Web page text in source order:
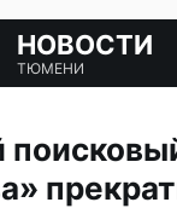
НОВОСТИ
ТЮМЕНИ